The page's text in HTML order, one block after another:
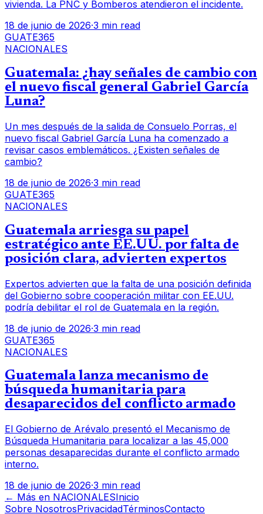
vivienda. La PNC y Bomberos atendieron el incidente.
18 de junio de 2026·3 min read
GUATE365
NACIONALES
Guatemala: ¿hay señales de cambio con
el nuevo fiscal general Gabriel García
Luna?
Un mes después de la salida de Consuelo Porras, el
nuevo fiscal Gabriel García Luna ha comenzado a
revisar casos emblemáticos. ¿Existen señales de
cambio?
18 de junio de 2026·3 min read
GUATE365
NACIONALES
Guatemala arriesga su papel
estratégico ante EE.UU. por falta de
posición clara, advierten expertos
Expertos advierten que la falta de una posición definida
del Gobierno sobre cooperación militar con EE.UU.
podría debilitar el rol de Guatemala en la región.
18 de junio de 2026·3 min read
GUATE365
NACIONALES
Guatemala lanza mecanismo de
búsqueda humanitaria para
desaparecidos del conflicto armado
El Gobierno de Arévalo presentó el Mecanismo de
Búsqueda Humanitaria para localizar a las 45,000
personas desaparecidas durante el conflicto armado
interno.
18 de junio de 2026·3 min read
← Más en NACIONALESInicio
Sobre NosotrosPrivacidadTérminosContacto